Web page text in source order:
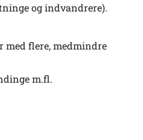
og indvandrere).
med flere, medmindre
m.fl.